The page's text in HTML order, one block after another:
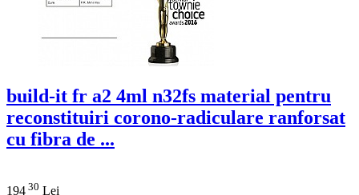
build-it fr a2 4ml n32fs material pentru
reconstituiri corono-radiculare ranforsat
cu fibra de ...
194 30 Lei